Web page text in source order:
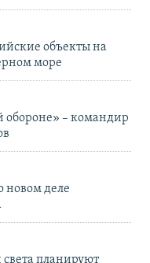
объекты на
море
обороне» – командир
новом деле
света планируют